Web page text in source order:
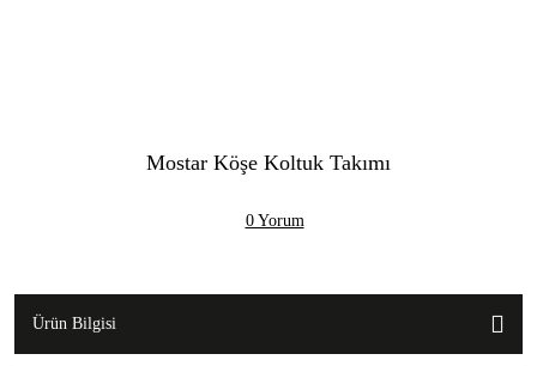
Mostar Köşe Koltuk Takımı
0 Yorum
Ürün Bilgisi